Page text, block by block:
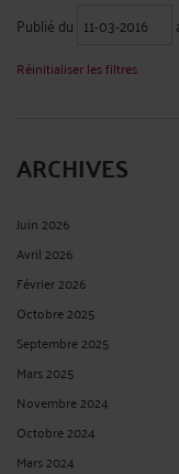
Publié du
Réinitialiser les filtres
ARCHIVES
Juin 2026
Avril 2026
Février 2026
Octobre 2025
Septembre 2025
Mars 2025
Novembre 2024
Octobre 2024
Mars 2024